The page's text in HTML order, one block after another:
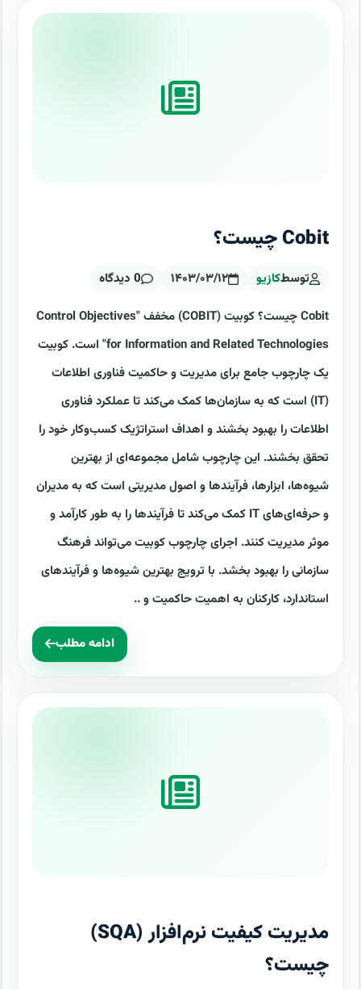
Cobit چیست؟
توسطکازیو ۱۴۰۳/۰۳/۱۲ 0 دیدگاه
Cobit چیست؟ کوبیت (COBIT) مخفف "Control Objectives
for Information and Related Technologies" است. کوبیت
یک چارچوب جامع برای مدیریت و حاکمیت فناوری اطلاعات
(IT) است که به سازمان‌ها کمک می‌کند تا عملکرد فناوری
اطلاعات را بهبود بخشند و اهداف استراتژیک کسب‌وکار خود را
تحقق بخشند. این چارچوب شامل مجموعه‌ای از بهترین
شیوه‌ها، ابزارها، فرآیندها و اصول مدیریتی است که به مدیران
و حرفه‌ای‌های IT کمک می‌کند تا فرآیندها را به طور کارآمد و
موثر مدیریت کنند. اجرای چارچوب کوبیت می‌تواند فرهنگ
سازمانی را بهبود بخشد. با ترویج بهترین شیوه‌ها و فرآیندهای
استاندارد، کارکنان به اهمیت حاکمیت و ..
ادامه مطلب
مدیریت کیفیت نرم‌افزار (SQA)
چیست؟